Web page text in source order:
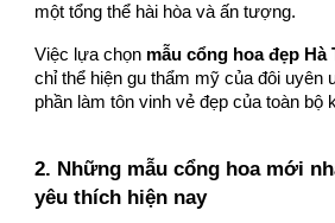
một tổng thể hài hòa và ấn tượng.
Việc lựa chọn mẫu cổng hoa đẹp Hà
chỉ thể hiện gu thẩm mỹ của đôi uyên
phần làm tôn vinh vẻ đẹp của toàn bộ
2. Những mẫu cổng hoa mới
yêu thích hiện nay